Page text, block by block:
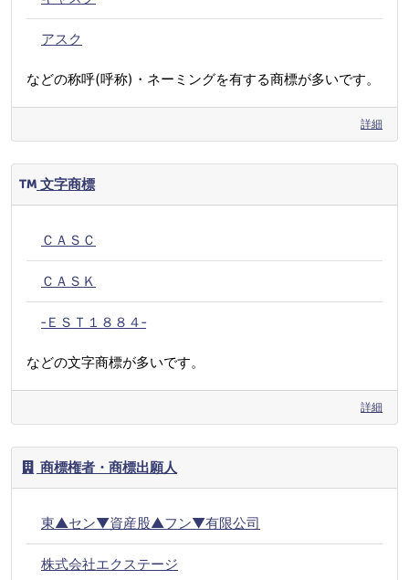
アスク
などの称呼(呼称)・ネーミングを有する商標が多いです。
詳細
文字商標
ＣＡＳＣ
ＣＡＳＫ
‐ＥＳＴ１８８４‐
などの文字商標が多いです。
詳細
商標権者・商標出願人
東▲セン▼資産股▲フン▼有限公司
株式会社エクステージ